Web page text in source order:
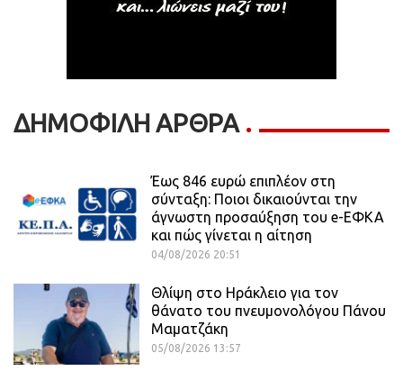
ΔΗΜΟΦΙΛΗ ΑΡΘΡΑ
Έως 846 ευρώ επιπλέον στη
σύνταξη: Ποιοι δικαιούνται την
άγνωστη προσαύξηση του e-ΕΦΚΑ
και πώς γίνεται η αίτηση
04/08/2026 20:51
Θλίψη στο Ηράκλειο για τον
θάνατο του πνευμονολόγου Πάνου
Μαματζάκη
05/08/2026 13:57